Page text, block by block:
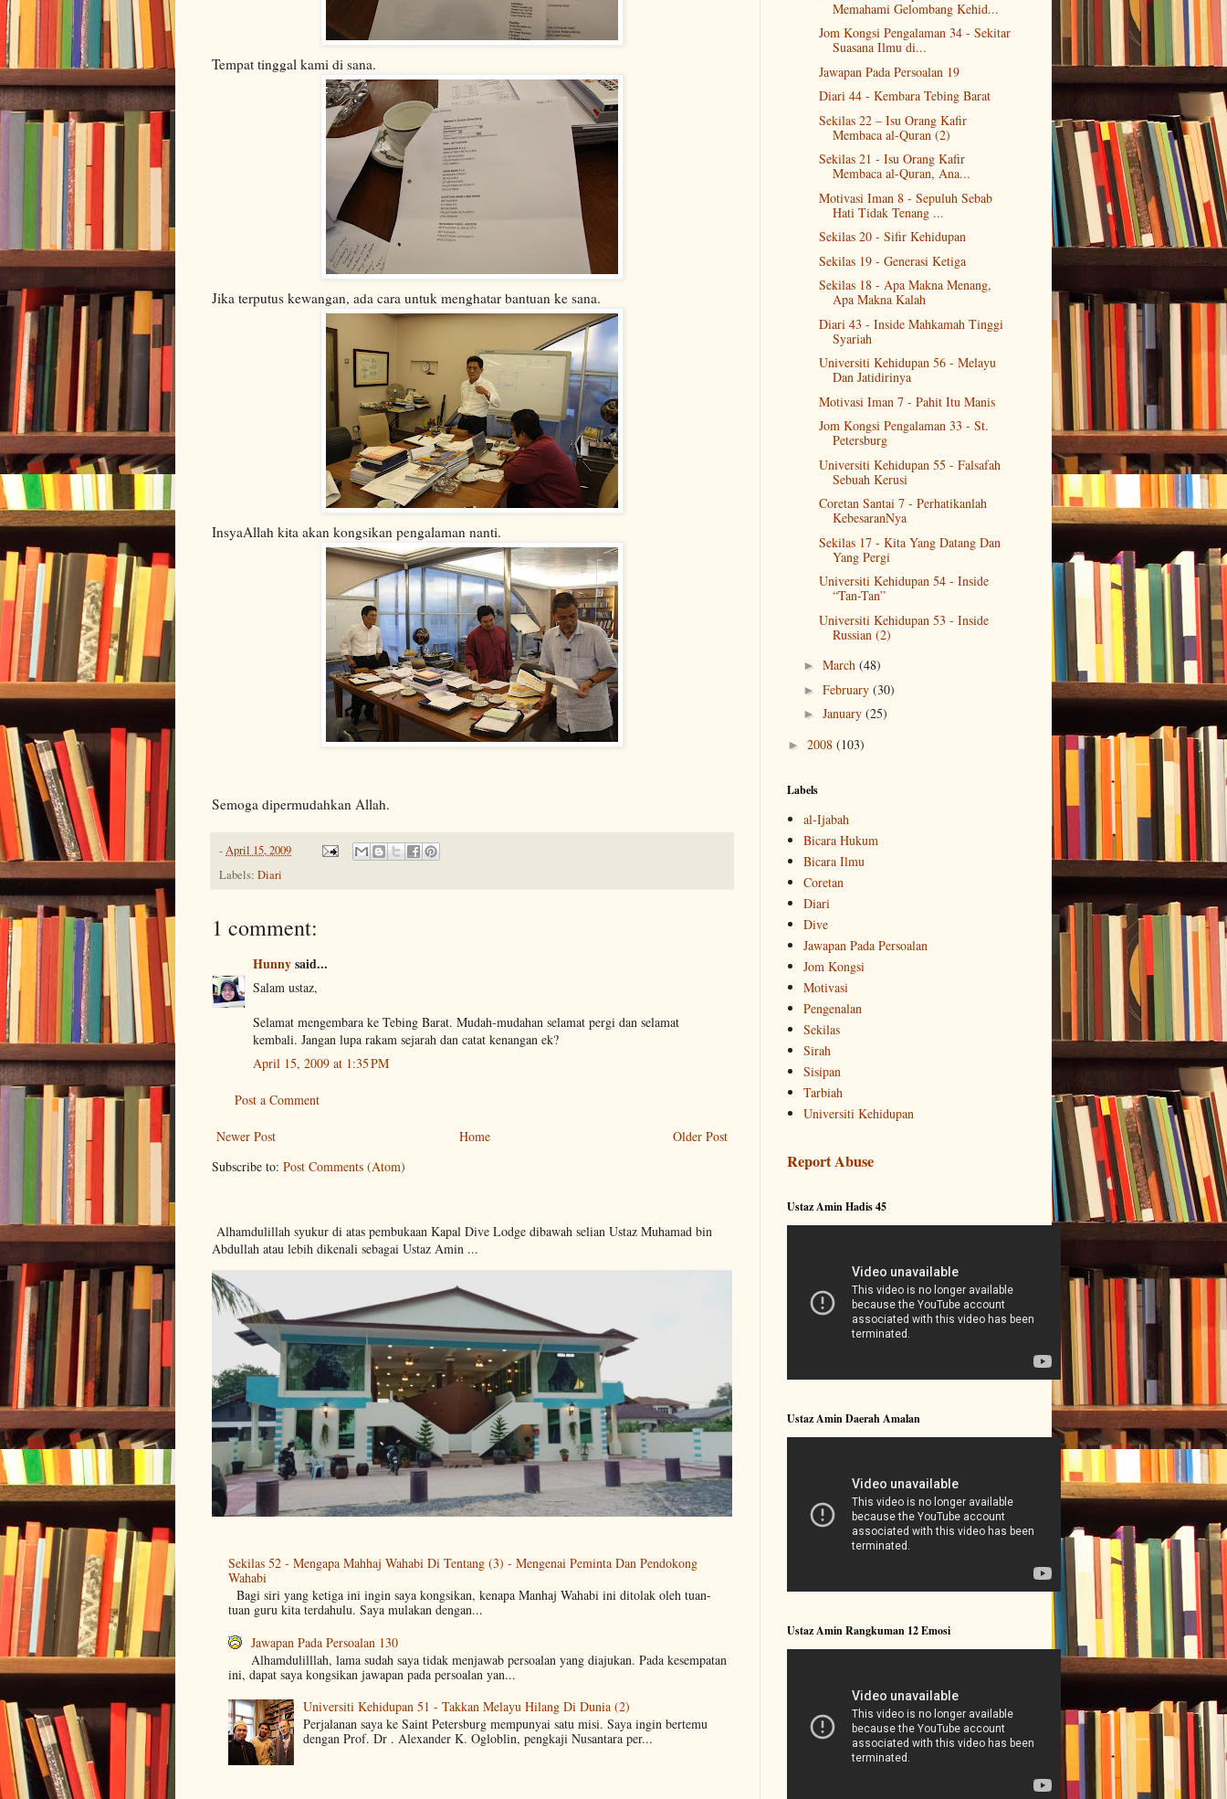
Tempat tinggal kami di sana.
Jika terputus kewangan, ada cara untuk menghatar bantuan ke sana.
InsyaAllah kita akan kongsikan pengalaman nanti.
Semoga dipermudahkan Allah.
-April 15, 2009
Labels: Diari
1 comment:
Hunnysaid...
Salam ustaz,
Selamat mengembara ke Tebing Barat. Mudah-mudahan selamat pergi dan selamat
kembali. Jangan lupa rakam sejarah dan catat kenangan ek?
April 15, 2009 at 1:35 PM
Post a Comment
Newer Post Older Post
Home
Subscribe to: Post Comments (Atom)
Alhamdulillah syukur di atas pembukaan Kapal Dive Lodge dibawah selian Ustaz Muhamad bin
Abdullah atau lebih dikenali sebagai Ustaz Amin ...
Sekilas 52 - Mengapa Mahhaj Wahabi Di Tentang (3) - Mengenai Peminta Dan Pendokong
Wahabi
Bagi siri yang ketiga ini ingin saya kongsikan, kenapa Manhaj Wahabi ini ditolak oleh tuan-
tuan guru kita terdahulu. Saya mulakan dengan...
Jawapan Pada Persoalan 130
Alhamdulilllah, lama sudah saya tidak menjawab persoalan yang diajukan. Pada kesempatan
ini, dapat saya kongsikan jawapan pada persoalan yan...
Universiti Kehidupan 51 - Takkan Melayu Hilang Di Dunia (2)
Perjalanan saya ke Saint Petersburg mempunyai satu misi. Saya ingin bertemu
dengan Prof. Dr . Alexander K. Ogloblin, pengkaji Nusantara per...
Memahami Gelombang Kehid...
Jom Kongsi Pengalaman 34 - Sekitar
Suasana Ilmu di...
Jawapan Pada Persoalan 19
Diari 44 - Kembara Tebing Barat
Sekilas 22 – Isu Orang Kafir
Membaca al-Quran (2)
Sekilas 21 - Isu Orang Kafir
Membaca al-Quran, Ana...
Motivasi Iman 8 - Sepuluh Sebab
Hati Tidak Tenang ...
Sekilas 20 - Sifir Kehidupan
Sekilas 19 - Generasi Ketiga
Sekilas 18 - Apa Makna Menang,
Apa Makna Kalah
Diari 43 - Inside Mahkamah Tinggi
Syariah
Universiti Kehidupan 56 - Melayu
Dan Jatidirinya
Motivasi Iman 7 - Pahit Itu Manis
Jom Kongsi Pengalaman 33 - St.
Petersburg
Universiti Kehidupan 55 - Falsafah
Sebuah Kerusi
Coretan Santai 7 - Perhatikanlah
KebesaranNya
Sekilas 17 - Kita Yang Datang Dan
Yang Pergi
Universiti Kehidupan 54 - Inside
“Tan-Tan”
Universiti Kehidupan 53 - Inside
Russian (2)
► March (48)
► February (30)
► January (25)
► 2008 (103)
Labels
al-Ijabah
Bicara Hukum
Bicara Ilmu
Coretan
Diari
Dive
Jawapan Pada Persoalan
Jom Kongsi
Motivasi
Pengenalan
Sekilas
Sirah
Sisipan
Tarbiah
Universiti Kehidupan
Report Abuse
Ustaz Amin Hadis 45
Ustaz Amin Daerah Amalan
Ustaz Amin Rangkuman 12 Emosi